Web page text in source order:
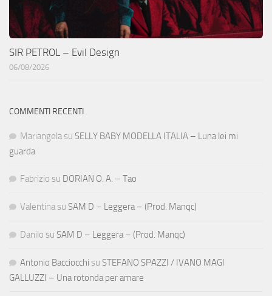
SIR PETROL – Evil Design
06/08/2026
COMMENTI RECENTI
Mariangela su SELLY BABY MODELLA ITALIA – Luna lei mi
guarda
Fabrizio su DORIAN O. A. – Tao
Valentina su SAM D – Leggera – (Prod. Manqc)
Danilo su SAM D – Leggera – (Prod. Manqc)
Antonio Bacciocchi su STEFANO SPAZZI / IVANO MAGI
GALLUZZI – Una rotonda per amare